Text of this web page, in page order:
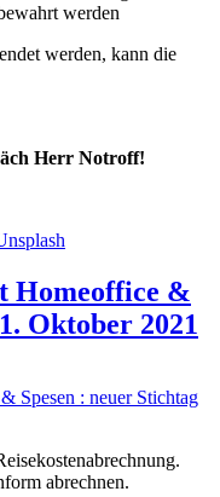
werden
werden, kann die
Herr Notroff!
Homeoffice &
Oktober 2021
abrechnen.